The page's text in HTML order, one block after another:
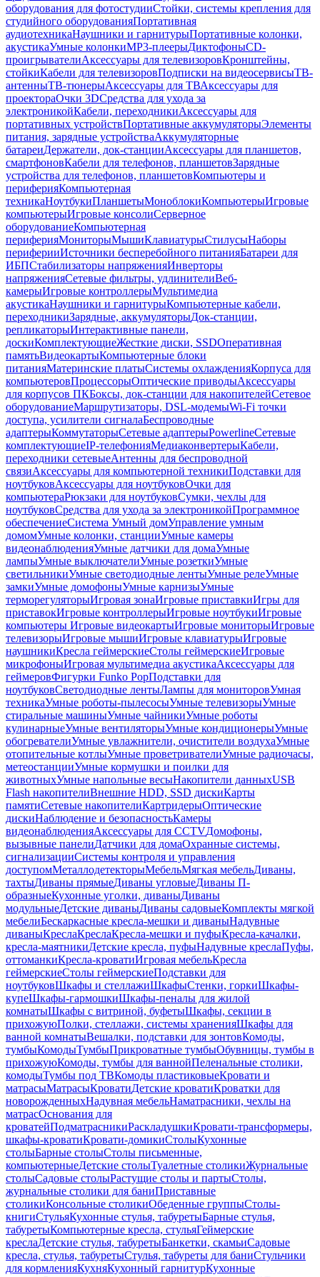
оборудования для фотостудииСтойки, системы крепления для
студийного оборудованияПортативная
аудиотехникаНаушники и гарнитурыПортативные колонки,
акустикаУмные колонкиMP3-плеерыДиктофоныCD-
проигрывателиАксессуары для телевизоровКронштейны,
стойкиКабели для телевизоровПодписки на видеосервисыТВ-
антенныТВ-тюнерыАксессуары для ТВАксессуары для
проектораОчки 3DСредства для ухода за
электроникойКабели, переходникиАксессуары для
портативных устройствПортативные аккумуляторыЭлементы
питания, зарядные устройстваАккумуляторные
батареиДержатели, док-станцииАксессуары для планшетов,
смартфоновКабели для телефонов, планшетовЗарядные
устройства для телефонов, планшетовКомпьютеры и
периферияКомпьютерная
техникаНоутбукиПланшетыМоноблокиКомпьютерыИгровые
компьютерыИгровые консолиСерверное
оборудованиеКомпьютерная
периферияМониторыМышиКлавиатурыСтилусыНаборы
периферииИсточники бесперебойного питанияБатареи для
ИБПСтабилизаторы напряженияИнверторы
напряженияСетевые фильтры, удлинителиВеб-
камерыИгровые контроллерыМультимедиа
акустикаНаушники и гарнитурыКомпьютерные кабели,
переходникиЗарядные, аккумуляторыДок-станции,
репликаторыИнтерактивные панели,
доскиКомплектующиеЖесткие диски, SSDОперативная
памятьВидеокартыКомпьютерные блоки
питанияМатеринские платыСистемы охлажденияКорпуса для
компьютеровПроцессорыОптические приводыАксессуары
для корпусов ПКБоксы, док-станции для накопителейСетевое
оборудованиеМаршрутизаторы, DSL-модемыWi-Fi точки
доступа, усилители сигналаБеспроводные
адаптерыКоммутаторыСетевые адаптерыPowerlineСетевые
комплектующиеIP-телефонияМедиаконвертерыКабели,
переходники сетевыеАнтенны для беспроводной
связиАксессуары для компьютерной техникиПодставки для
ноутбуковАксессуары для ноутбуковОчки для
компьютераРюкзаки для ноутбуковСумки, чехлы для
ноутбуковСредства для ухода за электроникойПрограммное
обеспечениеСистема Умный домУправление умным
домомУмные колонки, станцииУмные камеры
видеонаблюденияУмные датчики для домаУмные
лампыУмные выключателиУмные розеткиУмные
светильникиУмные светодиодные лентыУмные релеУмные
замкиУмные домофоныУмные карнизыУмные
терморегуляторыИгровая зонаИгровые приставкиИгры для
приставокИгровые контроллерыИгровые ноутбукиИгровые
компьютеры Игровые видеокартыИгровые мониторыИгровые
телевизорыИгровые мышиИгровые клавиатурыИгровые
наушникиКресла геймерскиеСтолы геймерскиеИгровые
микрофоныИгровая мультимедиа акустикаАксессуары для
геймеровФигурки Funko PopПодставки для
ноутбуковСветодиодные лентыЛампы для мониторовУмная
техникаУмные роботы-пылесосыУмные телевизорыУмные
стиральные машиныУмные чайникиУмные роботы
кулинарныеУмные вентиляторыУмные кондиционерыУмные
обогревателиУмные увлажнители, очистители воздухаУмные
отопительные котлыУмные проветривателиУмные радиочасы,
метеостанцииУмные кормушки и поилки для
животныхУмные напольные весыНакопители данныхUSB
Flash накопителиВнешние HDD, SSD дискиКарты
памятиСетевые накопителиКартридерыОптические
дискиНаблюдение и безопасностьКамеры
видеонаблюденияАксессуары для CCTVДомофоны,
вызывные панелиДатчики для домаОхранные системы,
сигнализацииСистемы контроля и управления
доступомМеталлодетекторыМебельМягкая мебельДиваны,
тахтыДиваны прямыеДиваны угловыеДиваны П-
образныеКухонные уголки, диваныДиваны
модульныеДетские диваныДиваны садовыеКомплекты мягкой
мебелиБескаркасные кресла-мешки и диваныНадувные
диваныКреслаКреслаКресла-мешки и пуфыКресла-качалки,
кресла-маятникиДетские кресла, пуфыНадувные креслаПуфы,
оттоманкиКресла-кроватиИгровая мебельКресла
геймерскиеСтолы геймерскиеПодставки для
ноутбуковШкафы и стеллажиШкафыСтенки, горкиШкафы-
купеШкафы-гармошкиШкафы-пеналы для жилой
комнатыШкафы с витриной, буфетыШкафы, секции в
прихожуюПолки, стеллажи, системы храненияШкафы для
ванной комнатыВешалки, подставки для зонтовКомоды,
тумбыКомодыТумбыПрикроватные тумбыОбувницы, тумбы в
прихожуюКомоды, тумбы для ваннойПеленальные столики,
комодыТумбы под ТВКомоды пластиковыеКровати и
матрасыМатрасыКроватиДетские кроватиКроватки для
новорожденныхНадувная мебельНаматрасники, чехлы на
матрасОснования для
кроватейПодматрасникиРаскладушкиКровати-трансформеры,
шкафы-кроватиКровати-домикиСтолыКухонные
столыБарные столыСтолы письменные,
компьютерныеДетские столыТуалетные столикиЖурнальные
столыСадовые столыРастущие столы и партыСтолы,
журнальные столики для баниПриставные
столикиКонсольные столикиОбеденные группыСтолы-
книгиСтульяКухонные стулья, табуретыБарные стулья,
табуретыКомпьютерные кресла, стульяГеймерские
креслаДетские стулья, табуретыБанкетки, скамьиСадовые
кресла, стулья, табуретыСтулья, табуреты для баниСтульчики
для кормленияКухняКухонный гарнитурКухонные